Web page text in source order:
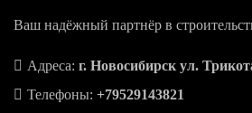
Ваш надёжный партнёр в
Адреса: г. Новосибирск ул.
Телефоны: +79529143821